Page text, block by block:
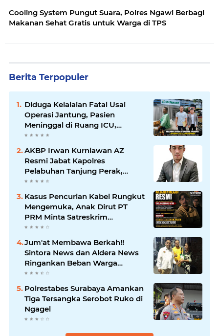
Cooling System Pungut Suara, Polres Ngawi Berbagi
Makanan Sehat Gratis untuk Warga di TPS
Berita Terpopuler
Diduga Kelalaian Fatal Usai
Operasi Jantung, Pasien
Meninggal di Ruang ICU,
Keluarga Tuntut RSUD dr.
Soewandhie Bertanggung
Jawab
AKBP Irwan Kurniawan AZ
Resmi Jabat Kapolres
Pelabuhan Tanjung Perak,
Pimpinan Redaksi
HarianMataBerita.com
Sampaikan Ucapan Selamat
Kasus Pencurian Kabel Rungkut
Mengemuka, Anak Dirut PT
PRM Minta Satreskrim
Polrestabes Surabaya Usut
Hingga Tuntas
Jum'at Membawa Berkah!!
Sintora News dan Aldera News
Ringankan Beban Warga
Bangkitkan Pelaku UMKM
Polrestabes Surabaya Amankan
Tiga Tersangka Serobot Ruko di
Ngagel